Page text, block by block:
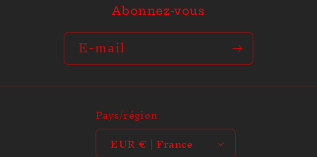
Abonnez-vous
E-mail
Pays/région
EUR € | France